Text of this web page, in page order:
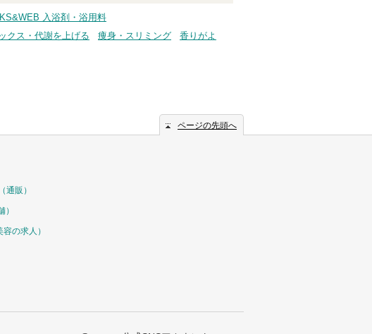
入浴剤・浴用料
クス・代謝を上げる 痩身・スリミング
香りがよ
ページの先頭へ
（通販）
）
容の求人）